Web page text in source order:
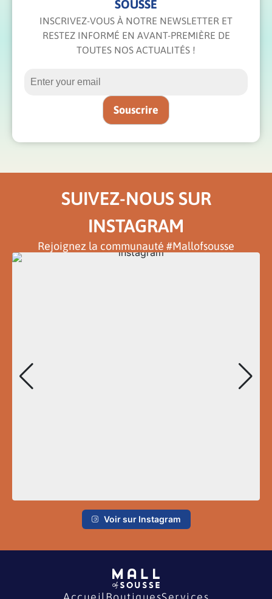
SOUSSE
INSCRIVEZ-VOUS À NOTRE NEWSLETTER ET
RESTEZ INFORMÉ EN AVANT-PREMIÈRE DE
TOUTES NOS ACTUALITÉS !
SUIVEZ-NOUS SUR
INSTAGRAM
Rejoignez la communauté #Mallofsousse
Voir sur Instagram